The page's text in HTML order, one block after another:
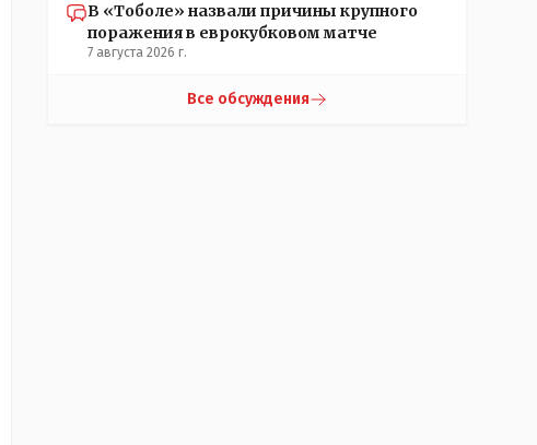
В «Тоболе» назвали причины крупного
поражения в еврокубковом матче
7 августа 2026 г.
Все обсуждения